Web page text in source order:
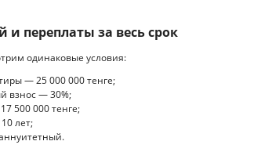
и переплаты за весь срок
одинаковые условия:
— 25 000 000 тенге;
взнос — 30%;
500 000 тенге;
лет;